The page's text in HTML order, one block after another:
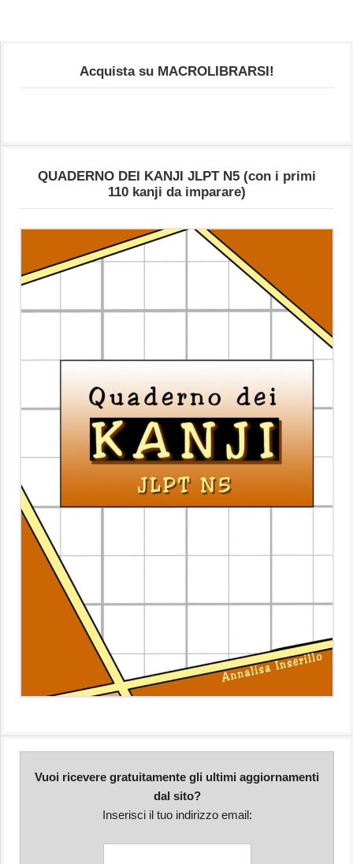
Acquista su MACROLIBRARSI!
QUADERNO DEI KANJI JLPT N5 (con i primi
110 kanji da imparare)
Vuoi ricevere gratuitamente gli ultimi aggiornamenti
dal sito?
Inserisci il tuo indirizzo email: